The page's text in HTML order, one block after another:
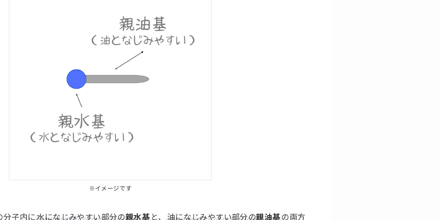
※イメージです
分子内に水になじみやすい部分の親水基と、 油になじみやすい部分の親油基の両方